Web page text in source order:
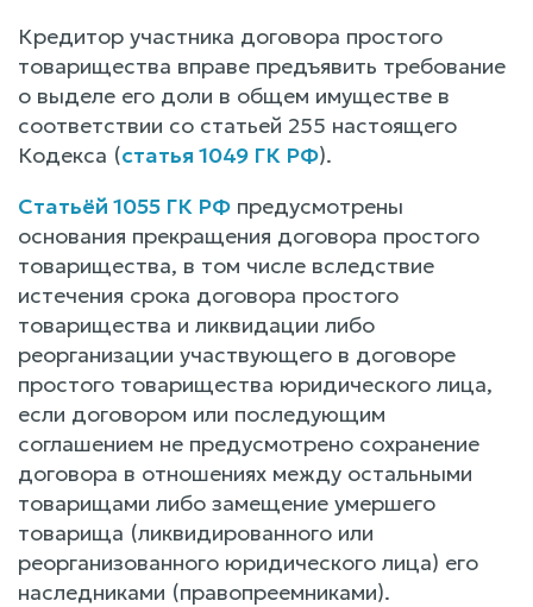
Кредитор участника договора простого
товарищества вправе предъявить требование
о выделе его доли в общем имуществе в
соответствии со статьей 255 настоящего
Кодекса (статья 1049 ГК РФ).
Статьёй 1055 ГК РФ предусмотрены
основания прекращения договора простого
товарищества, в том числе вследствие
истечения срока договора простого
товарищества и ликвидации либо
реорганизации участвующего в договоре
простого товарищества юридического лица,
если договором или последующим
соглашением не предусмотрено сохранение
договора в отношениях между остальными
товарищами либо замещение умершего
товарища (ликвидированного или
реорганизованного юридического лица) его
наследниками (правопреемниками).